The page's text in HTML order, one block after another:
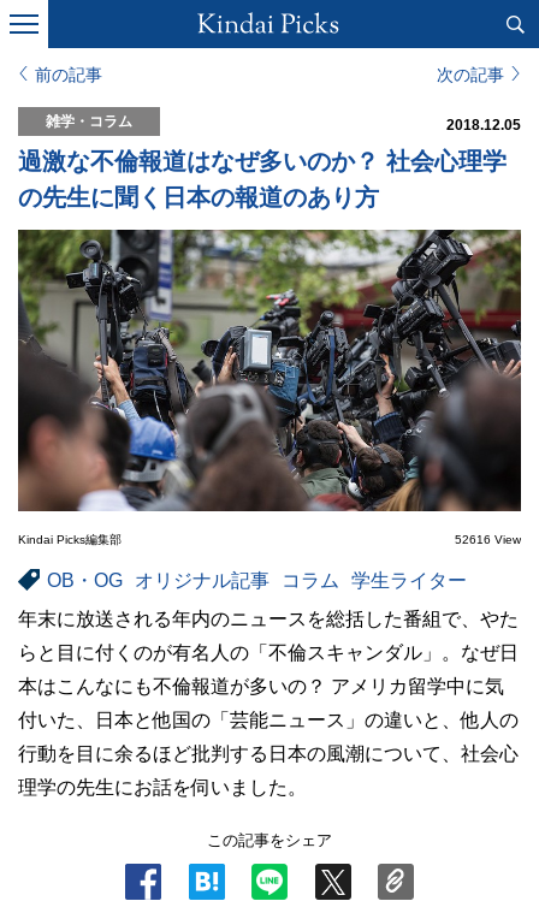
前の記事 次の記事
雑学・コラム 2018.12.05
過激な不倫報道はなぜ多いのか？ 社会心理学
の先生に聞く日本の報道のあり方
Kindai Picks編集部 52616 View
OB・OG オリジナル記事 コラム
学生ライター
年末に放送される年内のニュースを総括した番組で、やた
らと目に付くのが有名人の「不倫スキャンダル」。なぜ日
本はこんなにも不倫報道が多いの？ アメリカ留学中に気
付いた、日本と他国の「芸能ニュース」の違いと、他人の
行動を目に余るほど批判する日本の風潮について、社会心
理学の先生にお話を伺いました。
この記事をシェア